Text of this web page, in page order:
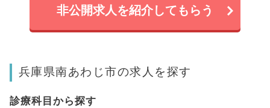
非公開求人を紹介してもらう
兵庫県南あわじ市の求人を探す
診療科目から探す